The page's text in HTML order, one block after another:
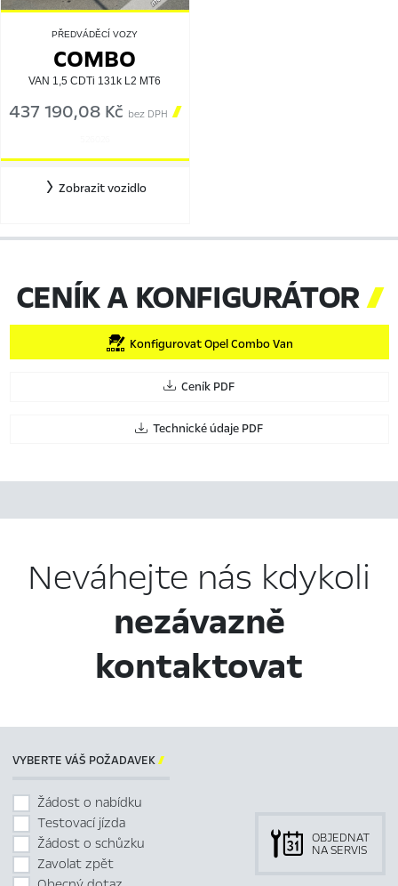
PŘEDVÁDĚCÍ VOZY
COMBO
VAN 1,5 CDTi 131k L2 MT6
437 190,08 Kč bez DPH 
Zobrazit vozidlo
CENÍK A KONFIGURÁTOR
Konfigurovat Opel Combo Van
Ceník PDF
Technické údaje PDF
Neváhejte nás kdykoli
nezávazně
kontaktovat
VYBERTE VÁŠ POŽADAVEK
Žádost o nabídku
Testovací jízda
Žádost o schůzku
Zavolat zpět
OBJEDNAT
NA SERVIS